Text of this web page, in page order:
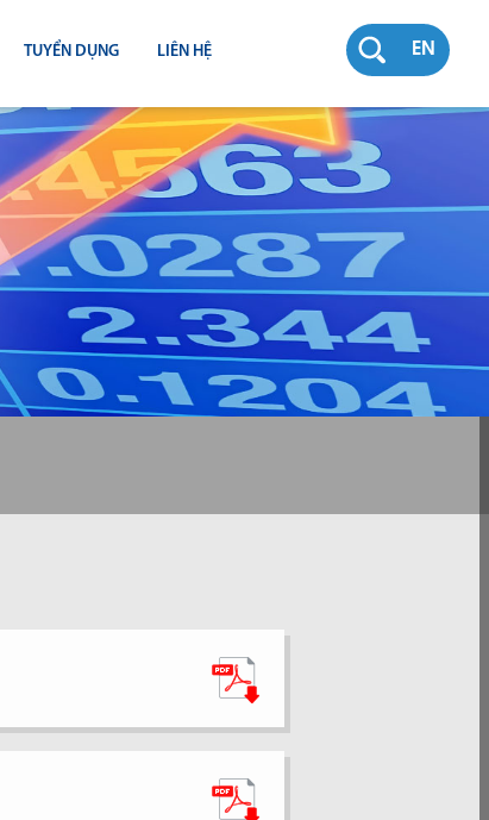
EN
TUYỂN DỤNG LIÊN HỆ